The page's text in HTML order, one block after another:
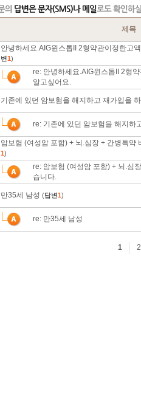
제목
안녕하세요.AIG윈스톱II 2형약관이정한고
변1)
re: 안녕하세요.AIG윈스톱II 2형
알고싶어요.
기존에 있던 암보험을 해지하고 재가입을
re: 기존에 있던 암보험을 해지하
암보험 (여성암 포함) + 뇌.심장 + 간병특약
1)
re: 암보험 (여성암 포함) + 뇌.심
습니다.
만35세 남성 (답변1)
re: 만35세 남성
1 2